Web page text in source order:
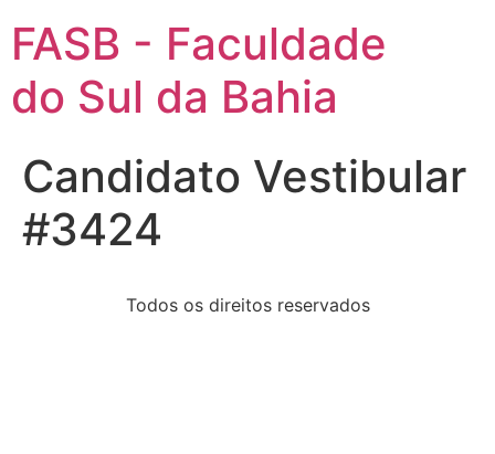
FASB - Faculdade
do Sul da Bahia
Candidato Vestibular
#3424
Todos os direitos reservados